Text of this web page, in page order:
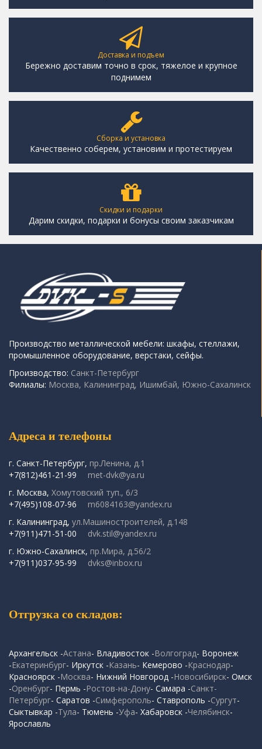
Доставка и подъем
Бережно доставим точно в срок, тяжелое и крупное
поднимем
Сборка и установка
Качественно соберем, установим и протестируем
Скидки и подарки
Дарим скидки, подарки и бонусы своим заказчикам
Производство металлической мебели: шкафы, стеллажи,
промышленное оборудование, верстаки, сейфы.
Производство: Санкт-Петербург
Филиалы: Москва, Калининград, Ишимбай, Южно-Сахалинск
Адреса и телефоны
г. Санкт-Петербург, пр.Ленина, д.1
+7(812)461-21-99
met-dvk@ya.ru
г. Москва, Хомутовский туп., 6/3
+7(495)108-07-96
m6084163@yandex.ru
г. Калининград, ул.Машиностроителей, д.148
+7(911)471-51-00
dvk.stil@yandex.ru
г. Южно-Сахалинск, пр.Мира, д.56/2
+7(911)037-95-99
dvks@inbox.ru
Отгрузка со складов:
Архангельск -Астана- Владивосток -Волгоград- Воронеж
-Екатеринбург- Иркутск -Казань- Кемерово -Краснодар-
Красноярск -Москва- Нижний Новгород -Новосибирск- Омск
-Оренбург- Пермь -Ростов-на-Дону- Самара -Санкт-
Петербург- Саратов -Симферополь- Ставрополь -Сургут-
Сыктывкар -Тула- Тюмень -Уфа- Хабаровск -Челябинск-
Ярославль